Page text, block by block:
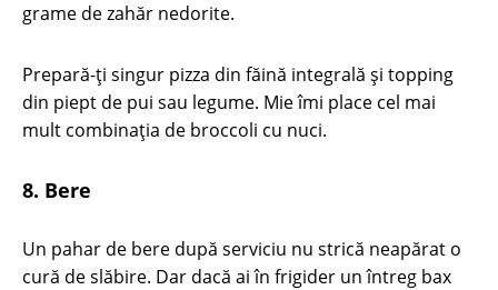
grame de zahăr nedorite.
Prepară-ți singur pizza din făină integrală și topping
din piept de pui sau legume. Mie îmi place cel mai
mult combinația de broccoli cu nuci.
8. Bere
Un pahar de bere după serviciu nu strică neapărat o
cură de slăbire. Dar dacă ai în frigider un întreg bax